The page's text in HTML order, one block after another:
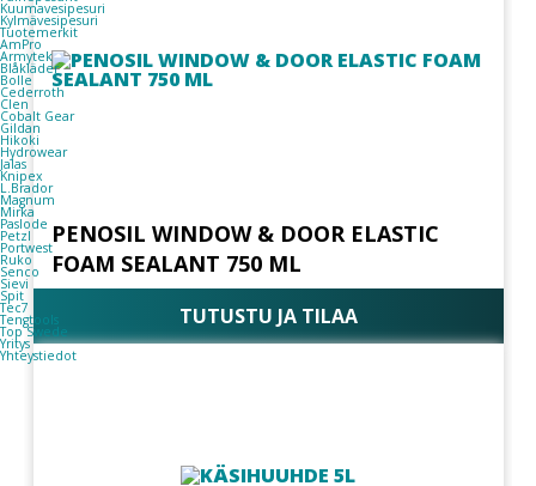
Kuumavesipesuri
Kylmävesipesuri
Tuotemerkit
AmPro
Armytek
Blåkläder
Bolle
Cederroth
Clen
Cobalt Gear
Gildan
Hikoki
Hydrowear
Jalas
Knipex
L.Brador
Magnum
Mirka
Paslode
Petzl
Portwest
Ruko
Senco
Sievi
Spit
Tec7
Tengtools
Top Swede
Yritys
Yhteystiedot
PENOSIL WINDOW & DOOR ELASTIC
FOAM SEALANT 750 ML
TUTUSTU JA TILAA